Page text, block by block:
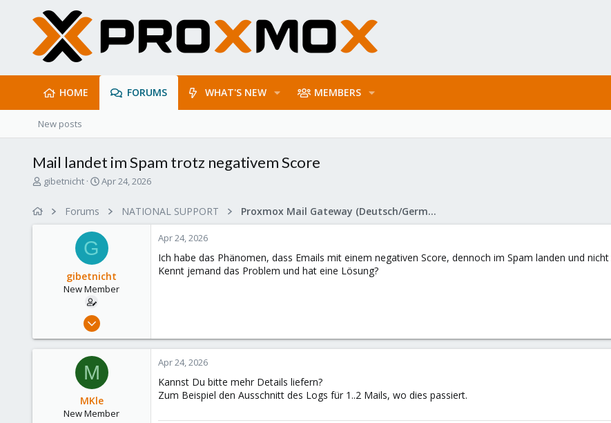
HOME FORUMS WHAT'S NEW MEMBERS
New posts
Mail landet im Spam trotz negativem Score
Tgibetnicht
S
d
a
e
Apr 24, 2026
Forums NATIONAL SUPPORT Proxmox Mail Gateway (Deutsch/German)
G
gibetnicht
New Member
Apr 24, 2026
0
Apr 24, 2026
Ich habe das Phänomen, dass Emails mit einem negativen Score, dennoch im Spam landen und
Kennt jemand das Problem und hat eine Lösung?
M
MKle
New Member
Apr 24, 2026
Kannst Du bitte mehr Details liefern?
Zum Beispiel den Ausschnitt des Logs für 1..2 Mails, wo dies passiert.